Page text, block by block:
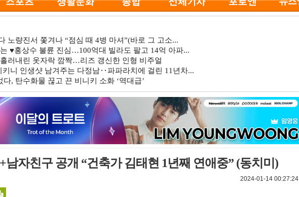
노량진서 쫓겨나 “점심 때 4병 마셔”(바로 그 고소...
♥홍상수 불륜 진심…100억대 빌라도 팔고 14억 아파...
러내린 옷자락 깜짝…리즈 갱신한 인형 비주얼
키니 인생샷 남겨주는 다정남‥파파라치에 걸린 11년차...
, 탄수화물 끊고 끈 비니키 소화 ‘역대급’
남자친구 공개 “건축가 김태현 1년째 연애중” (동치미)
2024-01-14 00:27:24